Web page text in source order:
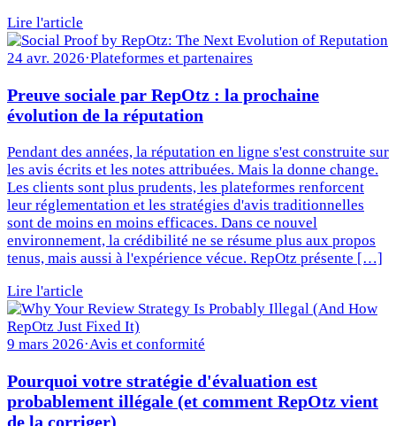
Lire l'article
24 avr. 2026·Plateformes et partenaires
Preuve sociale par RepOtz : la prochaine
évolution de la réputation
Pendant des années, la réputation en ligne s'est construite sur
les avis écrits et les notes attribuées. Mais la donne change.
Les clients sont plus prudents, les plateformes renforcent
leur réglementation et les stratégies d'avis traditionnelles
sont de moins en moins efficaces. Dans ce nouvel
environnement, la crédibilité ne se résume plus aux propos
tenus, mais aussi à l'expérience vécue. RepOtz présente […]
Lire l'article
9 mars 2026·Avis et conformité
Pourquoi votre stratégie d'évaluation est
probablement illégale (et comment RepOtz vient
de la corriger)